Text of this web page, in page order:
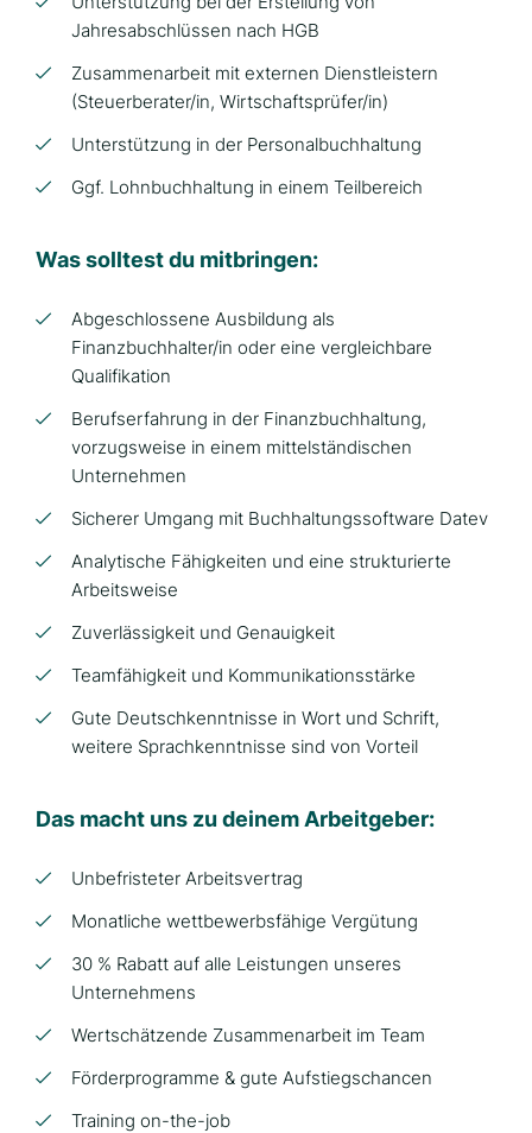
Jahresabschlüssen nach HGB
Zusammenarbeit mit externen Dienstleistern
(Steuerberater/in, Wirtschaftsprüfer/in)
Unterstützung in der Personalbuchhaltung
Ggf. Lohnbuchhaltung in einem Teilbereich
Was solltest du mitbringen:
Abgeschlossene Ausbildung als
Finanzbuchhalter/in oder eine vergleichbare
Qualifikation
Berufserfahrung in der Finanzbuchhaltung,
vorzugsweise in einem mittelständischen
Unternehmen
Sicherer Umgang mit Buchhaltungssoftware Datev
Analytische Fähigkeiten und eine strukturierte
Arbeitsweise
Zuverlässigkeit und Genauigkeit
Teamfähigkeit und Kommunikationsstärke
Gute Deutschkenntnisse in Wort und Schrift,
weitere Sprachkenntnisse sind von Vorteil
Das macht uns zu deinem Arbeitgeber:
Unbefristeter Arbeitsvertrag
Monatliche wettbewerbsfähige Vergütung
30 % Rabatt auf alle Leistungen unseres
Unternehmens
Wertschätzende Zusammenarbeit im Team
Förderprogramme & gute Aufstiegschancen
Training on-the-job